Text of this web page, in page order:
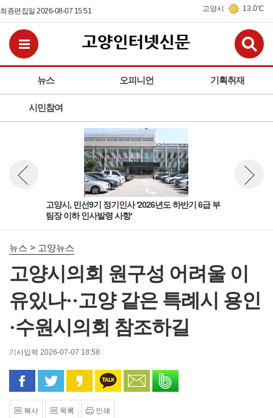
최종편집일 2026-08-07 15:51 고양시 13.0℃
뉴스 오피니언 기획취재
시민참여
전체메뉴보기
고양시, 민선9기 정기인사 '2026년도 하반기 6급 부
팀장 이하 인사발령 사항'
뉴스 이전보기
뉴스 > 고양뉴스
고양시의회 원구성 어려울 이
유있나··고양 같은 특례시 용인
·수원시의회 참조하길
기사입력 2026-07-07 18:58
페이스북으로 공유
트위터로 공유카카오 스토리로 공유
카카오톡으로 공유
문자로 공유
복사 목록 인쇄